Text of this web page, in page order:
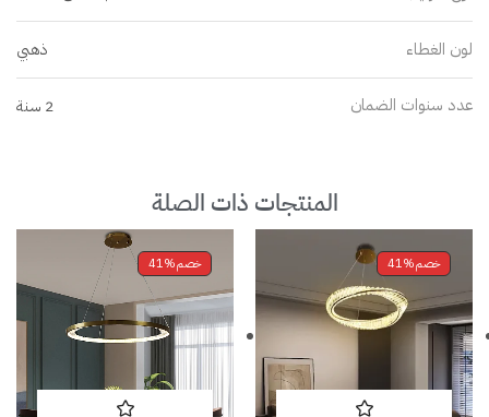
لون الغطاء ذهبي
عدد سنوات الضمان 2 سنة
المنتجات ذات الصلة
خصم41% خصم41%